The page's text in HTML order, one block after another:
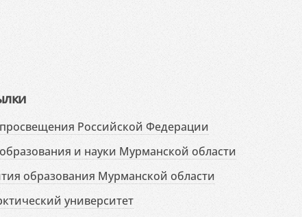
Российской Федерации
и науки Мурманской области
образования Мурманской области
университет